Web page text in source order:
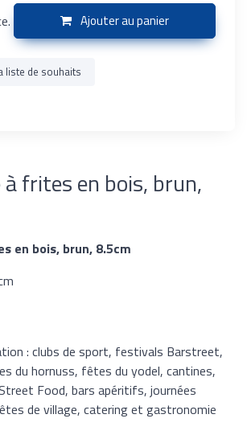
Ajouter au panier
liste de souhaits
frites en bois, brun,
en bois, brun, 8.5cm
: clubs de sport, festivals Barstreet,
du hornuss, fêtes du yodel, cantines,
Food, bars apéritifs, journées
de village, catering et gastronomie